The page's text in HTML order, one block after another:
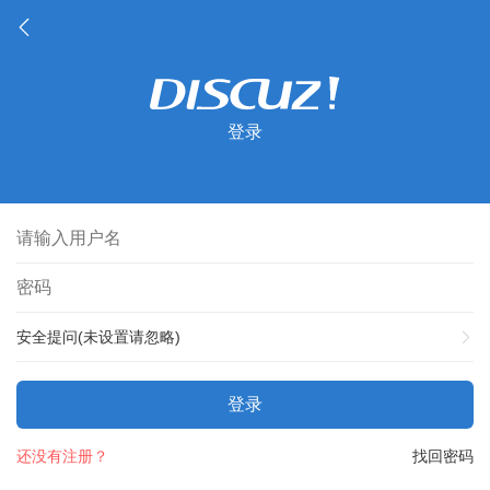
登录
安全提问(未设置请忽略)
登录
找回密码
还没有注册？